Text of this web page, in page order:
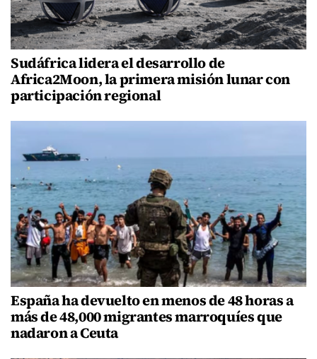
Sudáfrica lidera el desarrollo de
Africa2Moon, la primera misión lunar con
participación regional
España ha devuelto en menos de 48 horas a
más de 48,000 migrantes marroquíes que
nadaron a Ceuta